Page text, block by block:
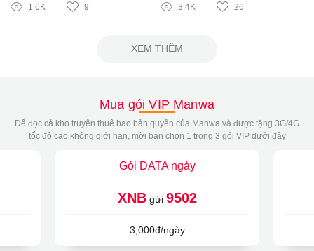
1.6K 9 3.4K 26
XEM THÊM
Mua gói VIP Manwa
Để đọc cả kho truyện thuê bao bản quyền của Manwa và được tặng 3G/4G
tốc độ cao không giới hạn, mời bạn chọn 1 trong 3 gói VIP dưới đây
Gói DATA ngày
XNBgửi 9502
3,000đ/ngày